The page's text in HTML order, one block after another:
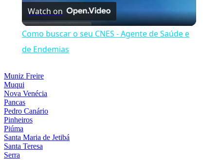
Video
Watch on
Como buscar o seu CNES - Agente de Saúde e
de Endemias
Muniz Freire
Muqui
Nova Venécia
Pancas
Pedro Canário
Pinheiros
Piúma
Santa Maria de Jetibá
Santa Teresa
Serra